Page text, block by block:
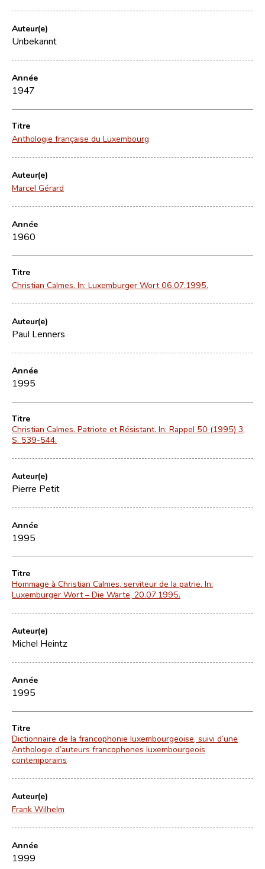
Auteur(e)
Unbekannt
Année
1947
Titre
Anthologie française du Luxembourg
Auteur(e)
Marcel Gérard
Année
1960
Titre
Christian Calmes. In: Luxemburger Wort 06.07.1995.
Auteur(e)
Paul Lenners
Année
1995
Titre
Christian Calmes. Patriote et Résistant. In: Rappel 50 (1995) 3,
S. 539-544.
Auteur(e)
Pierre Petit
Année
1995
Titre
Hommage à Christian Calmes, serviteur de la patrie. In:
Luxemburger Wort – Die Warte, 20.07.1995.
Auteur(e)
Michel Heintz
Année
1995
Titre
Dictionnaire de la francophonie luxembourgeoise, suivi d’une
Anthologie d’auteurs francophones luxembourgeois
contemporains
Auteur(e)
Frank Wilhelm
Année
1999